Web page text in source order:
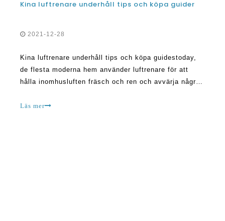
Kina luftrenare underhåll tips och köpa guider
2021-12-28
Kina luftrenare underhåll tips och köpa guidestoday,
de flesta moderna hem använder luftrenare för att
hålla inomhusluften fräsch och ren och avvärja några
förorenad luft. Inte alla hem har en luftrenare
Läs mer